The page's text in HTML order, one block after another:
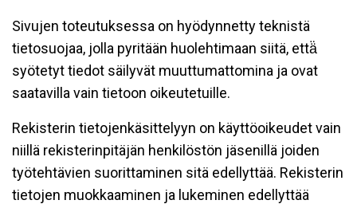
Sivujen toteutuksessa on hyödynnetty teknistä
tietosuojaa, jolla pyritään huolehtimaan siitä, että̈
syötetyt tiedot säilyvät muuttumattomina ja ovat
saatavilla vain tietoon oikeutetuille.
Rekisterin tietojenkäsittelyyn on käyttöoikeudet vain
niillä rekisterinpitäjän henkilöstön jäsenillä joiden
työtehtävien suorittaminen sitä edellyttää. Rekisterin
tietojen muokkaaminen ja lukeminen edellyttää